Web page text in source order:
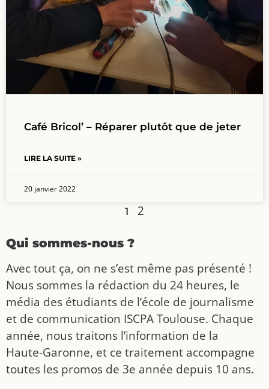
Café Bricol’ – Réparer plutôt que de jeter
LIRE LA SUITE »
20 janvier 2022
1 2
Qui sommes-nous ?
Avec tout ça, on ne s’est même pas présenté !
Nous sommes la rédaction du 24 heures, le
média des étudiants de l’école de journalisme
et de communication ISCPA Toulouse. Chaque
année, nous traitons l’information de la
Haute-Garonne, et ce traitement accompagne
toutes les promos de 3e année depuis 10 ans.